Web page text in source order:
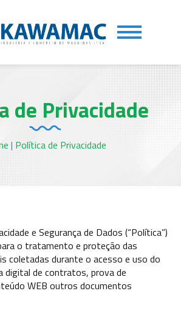
de Privacidade
| Política de Privacidade
e Segurança de Dados (“Política”)
o tratamento e proteção das
coletadas durante o acesso e uso do
digital de contratos, prova de
WEB outros documentos